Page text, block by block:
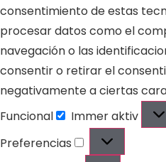
consentimiento de estas
procesar datos como el
navegación o las
consentir o retirar el
negativamente a ciertas
Funcional
Immer aktiv
Preferencias